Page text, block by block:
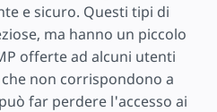
e sicuro. Questi tipi di
ma hanno un piccolo
offerte ad alcuni utenti
non corrispondono a
far perdere l'accesso ai